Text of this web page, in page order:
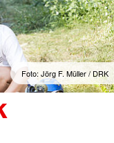
Foto: Jörg F. Müller / DRK